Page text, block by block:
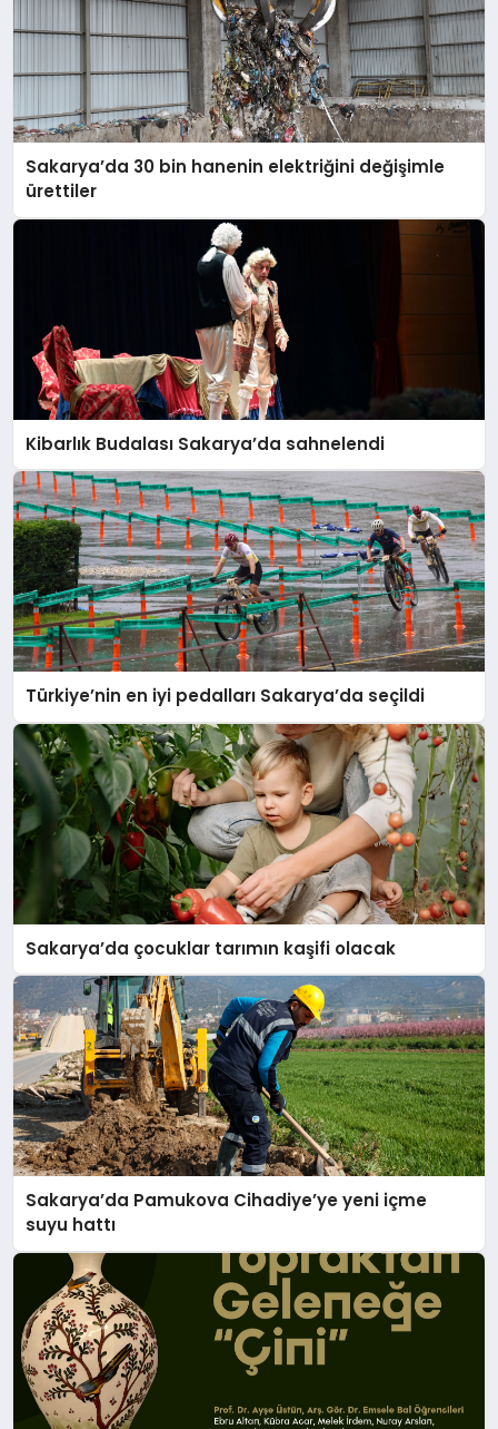
Sakarya’da 30 bin hanenin elektriğini değişimle
ürettiler
Kibarlık Budalası Sakarya’da sahnelendi
Türkiye’nin en iyi pedalları Sakarya’da seçildi
Sakarya’da çocuklar tarımın kaşifi olacak
Sakarya’da Pamukova Cihadiye’ye yeni içme
suyu hattı